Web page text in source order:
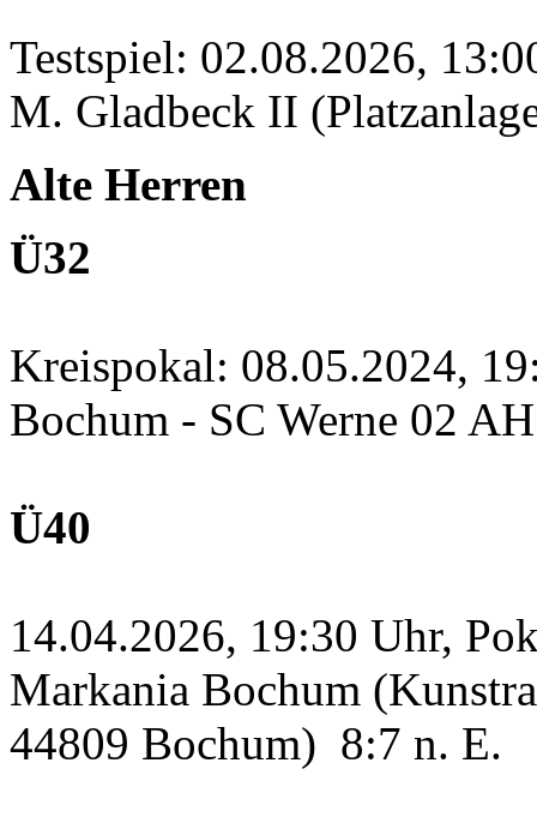
Testspiel: 02.08.2026,
M. Gladbeck II
Alte Herren
Ü32
Kreispokal: 08.05.2024,
Bochum - SC Werne 02
Ü40
14.04.2026, 19:30 Uhr,
Markania Bochum
44809 Bochum) 8:7 n. E.